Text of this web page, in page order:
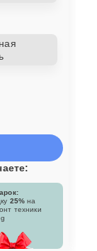
25% на
техники